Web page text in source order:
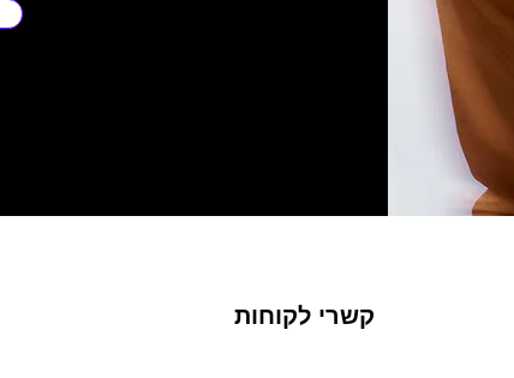
קשרי לקוחות